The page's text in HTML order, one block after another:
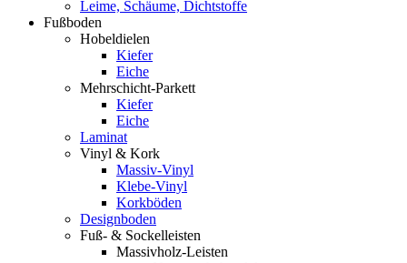
Leime, Schäume, Dichtstoffe
Fußboden
Hobeldielen
Kiefer
Eiche
Mehrschicht-Parkett
Kiefer
Eiche
Laminat
Vinyl & Kork
Massiv-Vinyl
Klebe-Vinyl
Korkböden
Designboden
Fuß- & Sockelleisten
Massivholz-Leisten